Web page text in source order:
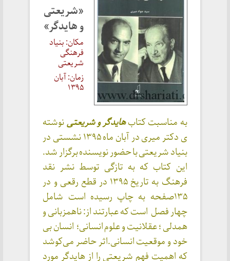
«شریعتی
و هایدگر»
مکان: بنیاد
فرهنگی
شریعتی
زمان: آبان
۱۳۹۵
به مناسبت کتابهایدگر و شریعتینوشته
ی دکتر میری در آبان ماه ۱۳۹۵ نشستی در
بنیاد شریعتی با حضور نویسنده برگزار شد.
این کتاب که به تازگی توسط نشر نقد
فرهنگ به تاریخ ۱۳۹۵ در قطع رقعی و در
۱۳۵صفحه به چاپ رسیده است شامل
چهار فصل است که عبارتند از: ناهمزبانی و
همدلی ؛ عقلانیت و علوم انسانی؛ انسان بی
خود و موقعیت انسانی.اثر حاضر می‌کوشد
که اهمیت فهم شریعتی را از هایدگر مورد